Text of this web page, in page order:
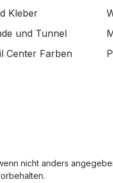
Kleber
und Tunnel
Center Farben
wenn nicht anders